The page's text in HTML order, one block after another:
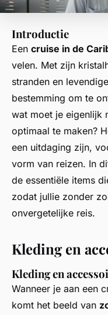
Introductie
Een cruise in de
velen. Met zijn
stranden en
bestemming om te
wat moet je eigenlijk
optimaal te maken?
een uitdaging zijn,
vorm van reizen. In
de essentiële items
zodat jullie zonder
onvergetelijke reis.
Kleding en
Kleding en
Wanneer je aan een
komt het beeld van